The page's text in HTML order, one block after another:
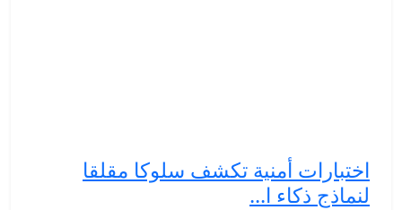
اختبارات أمنية تكشف سلوكا مقلقا
لنماذج ذكاء ا...